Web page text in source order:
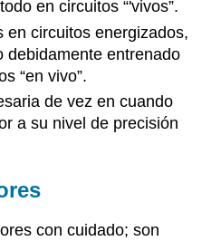
en circuitos “'vivos”.
en circuitos energizados,
debidamente entrenado
“en vivo”.
de vez en cuando
a su nivel de precisión
con cuidado; son